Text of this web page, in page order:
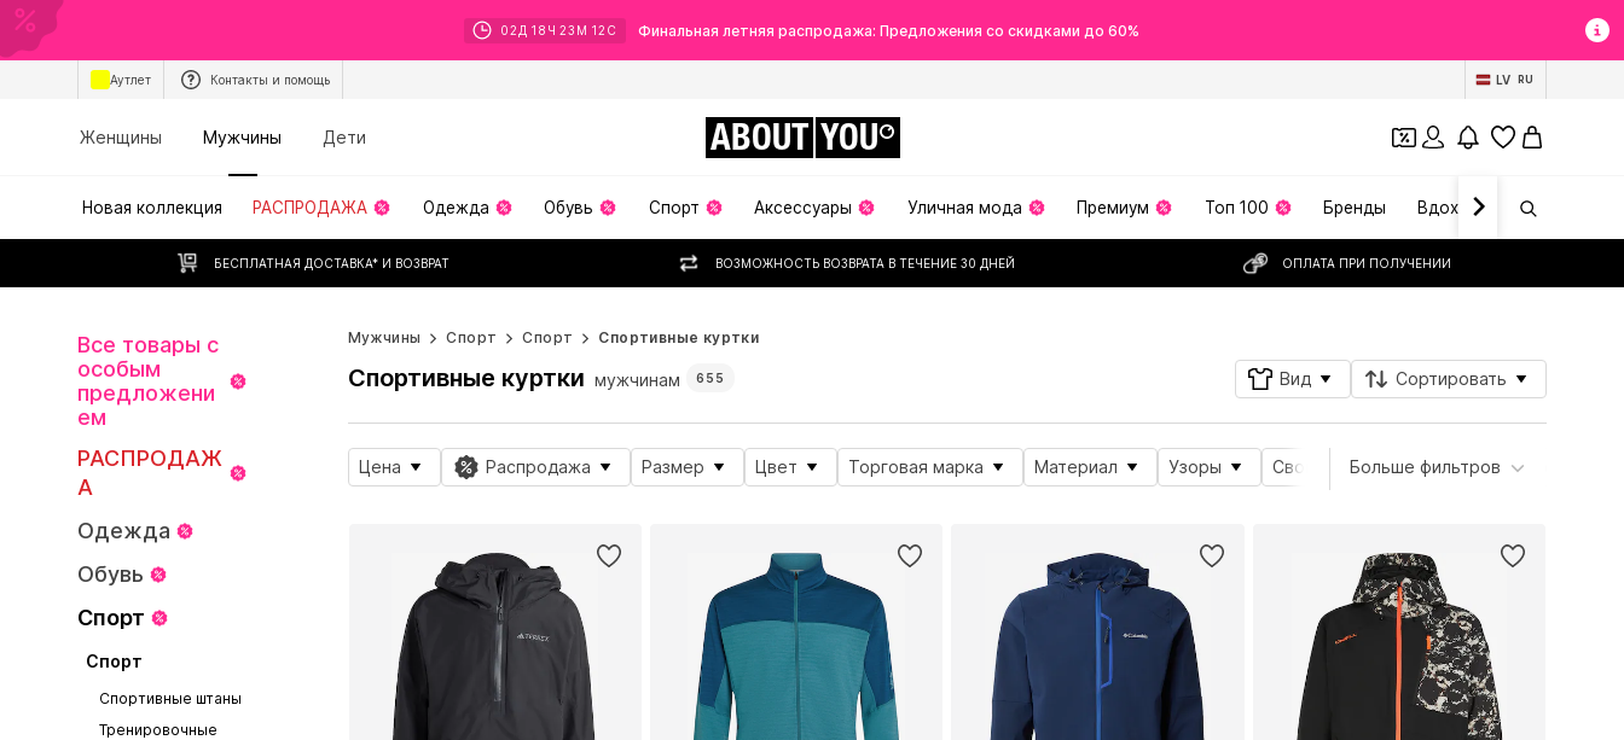
02 Д 18 Ч 23 М 08С Финальная летняя распродажа: Предложения со скидками до 60%
Аутлет Контакты и помощь LV RU
Женщины Мужчины Дети ABOUT YOU
Новая коллекция РАСПРОДАЖА Одежда Обувь Спорт Аксессуары Уличная мода Премиум Топ 100 Бренды Вдохновение
БЕСПЛАТНАЯ ДОСТАВКА* И ВОЗВРАТ ВОЗМОЖНОСТЬ ВОЗВРАТА В ТЕЧЕНИЕ 30 ДНЕЙ ОПЛАТА ПРИ ПОЛУЧЕНИИ
Все товары с
особым
предложени
ем
РАСПРОДАЖ
А
Одежда
Обувь
Спорт
Спорт
Спортивные штаны
Тренировочные
Мужчины Спорт Спорт Спортивные куртки
Спортивные куртки мужчинам 655 Вид Сортировать
Цена Распродажа Размер Цвет Торговая марка Материал Узоры Свойства продукта Вид спорта
Больше фильтров